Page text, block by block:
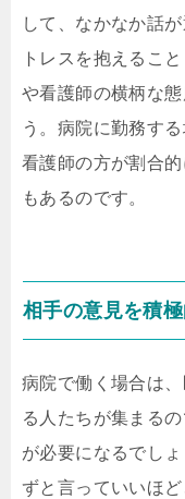
して、なかなか話
トレスを抱えるこ
や看護師の横柄な
う。病院に勤務す
看護師の方が割合
もあるのです。
相手の意見を積
病院で働く場合は
る人たちが集まる
が必要になるでし
ずと言っていいほ